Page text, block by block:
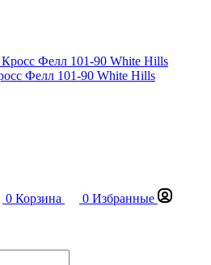
Фелл 101-90 White Hills
0 Корзина 0 Избранные